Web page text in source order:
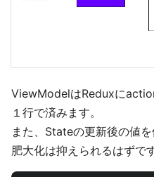
ViewModelはReduxに
１行で済みます。
また、Stateの更新後の値
肥大化は抑えられるはずです